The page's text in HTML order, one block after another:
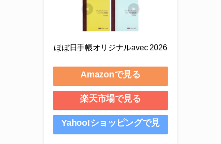
ほぼ日手帳オリジナルavec 2026
Amazonで見る
楽天市場で見る
Yahoo!ショッピングで見